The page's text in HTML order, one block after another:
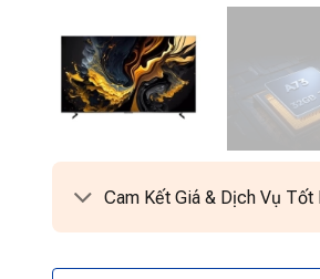
Cam Kết Giá & Dịch Vụ Tốt